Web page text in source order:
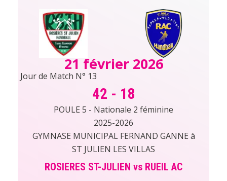
21 février 2026
Jour de Match N° 13
42 - 18
POULE 5 - Nationale 2 féminine
2025-2026
GYMNASE MUNICIPAL FERNAND GANNE à
ST JULIEN LES VILLAS
ROSIERES ST-JULIEN vs RUEIL AC